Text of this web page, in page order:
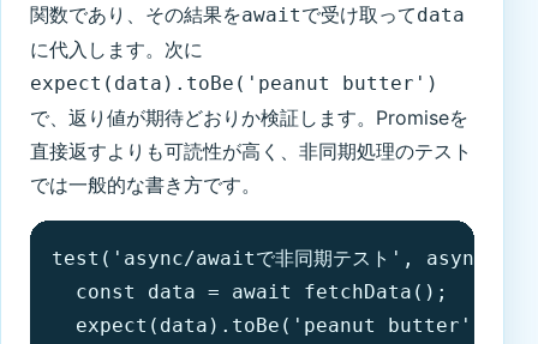
関数であり、その結果をawaitで受け取ってdata
に代入します。次に
expect(data).toBe('peanut butter')
で、返り値が期待どおりか検証します。Promiseを
直接返すよりも可読性が高く、非同期処理のテスト
では一般的な書き方です。
test('async/awaitで非同期テスト', async ()
  const data = await fetchData();
  expect(data).toBe('peanut butter');